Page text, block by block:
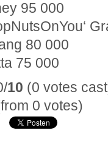
95 000
80 000
75 000
10 (0 votes
0 votes)